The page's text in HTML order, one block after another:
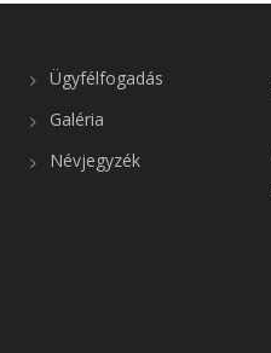
Ügyfélfogadás
Galéria
Névjegyzék